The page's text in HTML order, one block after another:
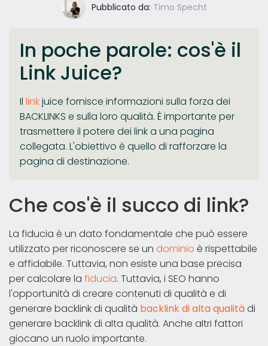
Pubblicato da: Timo Specht
In poche parole: cos'è il
Link Juice?
Il linkjuice fornisce informazioni sulla forza dei
BACKLINKS e sulla loro qualità. È importante per
trasmettere il potere dei link a una pagina
collegata. L'obiettivo è quello di rafforzare la
pagina di destinazione.
Che cos'è il succo di link?
La fiducia è un dato fondamentale che può essere
utilizzato per riconoscere se un dominio è rispettabile
e affidabile. Tuttavia, non esiste una base precisa
per calcolare la fiducia. Tuttavia, i SEO hanno
l'opportunità di creare contenuti di qualità e di
generare backlink di qualità backlink di alta qualitàdi
generare backlink di alta qualità. Anche altri fattori
giocano un ruolo importante.